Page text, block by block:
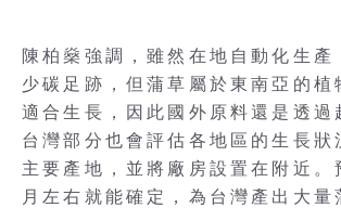
陳柏燊強調，雖然在地自動化生產
少碳足跡，但蒲草屬於東南亞的植
適合生長，因此國外原料還是透過
台灣部分也會評估各地區的生長狀
主要產地，並將廠房設置在附近。
月左右就能確定，為台灣產出大量